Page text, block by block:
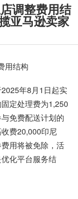
调整费用结
亚马逊卖家
用结构
年8月1日起实
定处理费为1,250
免费配送计划的
费20,000印尼
用将被免除，活
化平台服务结